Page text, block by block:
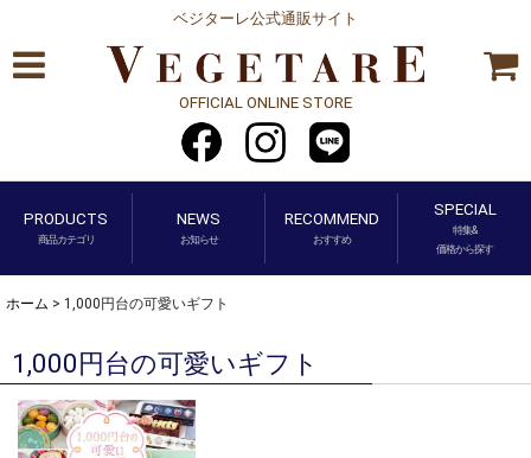
ベジターレ公式通販サイト
OFFICIAL ONLINE STORE
PRODUCTS
商品カテゴリ
NEWS
お知らせ
RECOMMEND
おすすめ
SPECIAL
特集&
価格から探す
ホーム > 1,000円台の可愛いギフト
1,000円台の可愛いギフト